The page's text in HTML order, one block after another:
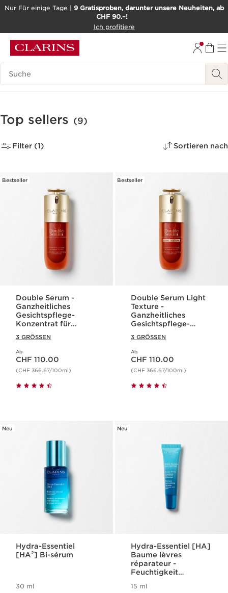
BARRIEREFREIHEITSWERKZEUG
Nur Für einige Tage | 9 Gratisproben, darunter unsere Neuheiten, ab
CHF 90.–!
Ich profitiere
Legende suchen
Top sellers (9)
Filter (1) Sortieren nach
Bestseller
Double Serum -
Ganzheitliches
Gesichtspflege-
Konzentrat für
jugendliche Haut
3 GRÖSSEN
Ab
Aktueller Preis CHF 110.00
CHF 110.00
(CHF 366.67/100ml)
Bestseller
Double Serum Light
Texture -
Ganzheitliches
Gesichtspflege-
Konzentrat für
jugendliche Haut
3 GRÖSSEN
Ab
Aktueller Preis CHF 110.00
CHF 110.00
(CHF 366.67/100ml)
Neu
Hydra-Essentiel
[HA²] Bi-sérum
30 ml
Neu
Hydra-Essentiel [HA]
Baume lèvres
réparateur -
Feuchtigkeit
Lippenbalsam
15 ml